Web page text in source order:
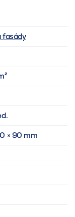
fasády
× 90 mm